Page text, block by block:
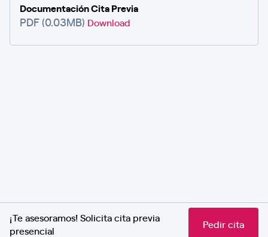
Documentación Cita Previa
PDF (0.03MB) Download
¡Te asesoramos! Solicita cita previa
presencial
Pedir cita